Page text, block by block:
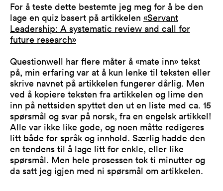
For å teste dette bestemte jeg meg for å be den
lage en quiz basert på artikkelen «Servant
Leadership: A systematic review and call for
future research»
Questionwell har flere måter å «mate inn» tekst
på, min erfaring var at å kun lenke til teksten eller
skrive navnet på artikkelen fungerer dårlig. Men
ved å kopiere teksten fra artikkelen og lime den
inn på nettsiden spyttet den ut en liste med ca. 15
spørsmål og svar på norsk, fra en engelsk artikkel!
Alle var ikke like gode, og noen måtte redigeres
litt både for språk og innhold. Særlig hadde den
en tendens til å lage litt for enkle, eller like
spørsmål. Men hele prosessen tok ti minutter og
da satt jeg igjen med ni spørsmål om artikkelen.